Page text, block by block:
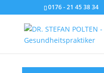
0176 - 21 45 38 34